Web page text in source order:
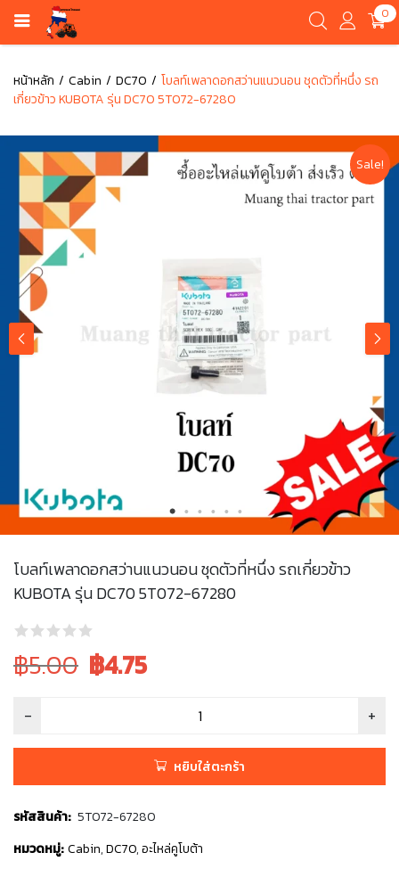
0
หน้าหลัก Cabin DC70
โบลท์เพลาดอกสว่านแนวนอน ชุดตัวที่หนึ่ง รถ
เกี่ยวข้าว KUBOTA รุ่น DC70 5T072-67280
Sale!
โบลท์เพลาดอกสว่านแนวนอน ชุดตัวที่หนึ่ง รถเกี่ยวข้าว
KUBOTA รุ่น DC70 5T072-67280
Original
price
was:
฿5.00 Current
฿4.75
หยิบใส่ตะกร้า
รหัสสินค้า: 5T072-67280
หมวดหมู่: Cabin,DC70,อะไหล่คูโบต้า